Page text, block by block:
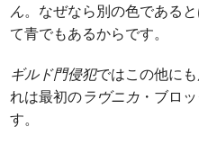
ん。なぜなら別の色である
て青でもあるからです。
ギルド門侵犯ではこの他にも
れは最初のラヴニカ ・ブロ
す。